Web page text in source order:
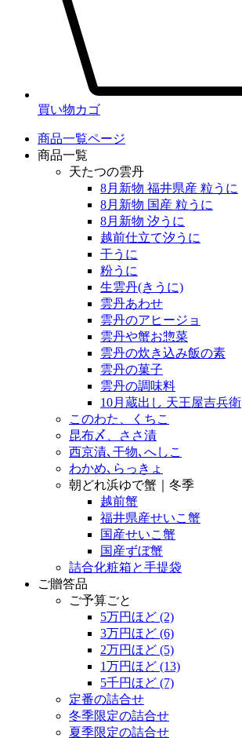
買い物カゴ
商品一覧ページ
商品一覧
天たつの雲丹
8月新物 福井県産 粒うに
8月新物 国産 粒うに
8月新物 汐うに
越前仕立て汐うに
干うに
粉うに
生雲丹(きうに)
雲丹あわせ
雲丹のアヒージョ
雲丹や蟹お惣菜
雲丹の炊き込み飯の素
雲丹の菓子
雲丹の調味料
10月蔵出し 天王屋吉兵衛
このわた、くちこ
昆布〆、ささ漬
西京漬､干物､へしこ
わかめ､らっきょ
朝どれ浜ゆで蟹｜冬季
越前蟹
福井県産せいこ蟹
国産せいこ蟹
国産ずぼ蟹
詰合化粧箱と手提袋
ご贈答品
ご予算ごと
5万円ほど (2)
3万円ほど (6)
2万円ほど (5)
1万円ほど (13)
5千円ほど (7)
定番の詰合せ
冬季限定の詰合せ
夏季限定の詰合せ